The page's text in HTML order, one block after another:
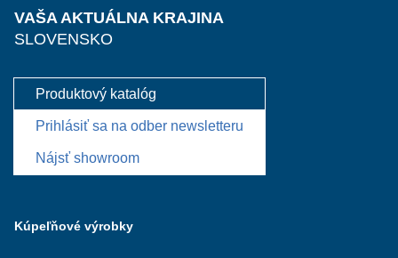
VAŠA AKTUÁLNA KRAJINA
SLOVENSKO
Produktový katalóg
Prihlásiť sa na odber newsletteru
Nájsť showroom
Kúpeľňové výrobky